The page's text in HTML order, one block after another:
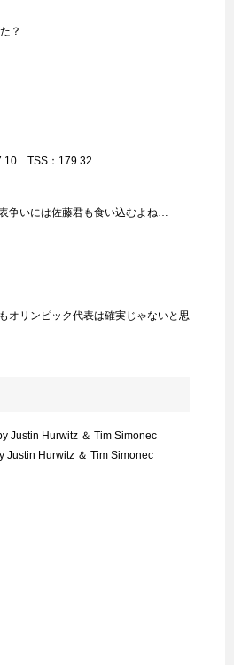
？
TSS：179.32
争いには佐藤君も食い込むよね…
リンピック代表は確実じゃないと思
Justin Hurwitz ＆ Tim Simonec
Justin Hurwitz ＆ Tim Simonec